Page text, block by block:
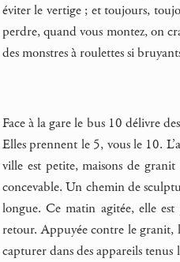
éviter le vertige ; et toujours,
perdre, quand vous montez, on
des monstres à roulettes si
Face à la gare le bus 10 délivre
Elles prennent le 5, vous le 10.
ville est petite, maisons de
concevable. Un chemin de
longue. Ce matin agitée, elle
retour. Appuyée contre le granit,
capturer dans des appareils tenus